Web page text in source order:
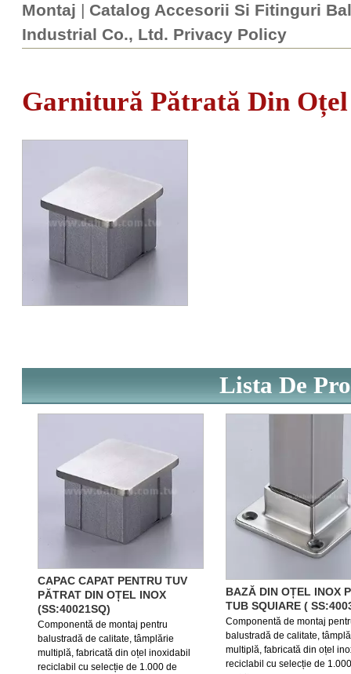
Montaj | Catalog Accesorii Si Fitinguri
Industrial Co., Ltd. Privacy Policy
Garnitură Pătrată Din
Lista De
CAPAC CAPAT PENTRU TUV
PĂTRAT DIN OȚEL INOX
(SS:40021SQ)
Componentă de montaj pentru
balustradă de calitate, tâmplărie
multiplă, fabricată din oțel inoxidabil
reciclabil cu selecție de 1.000 de
BAZĂ DIN OȚEL INOX
TUB SQUIARE (
Componentă de montaj
balustradă de calitate,
multiplă, fabricată din oțel
reciclabil cu selecție de